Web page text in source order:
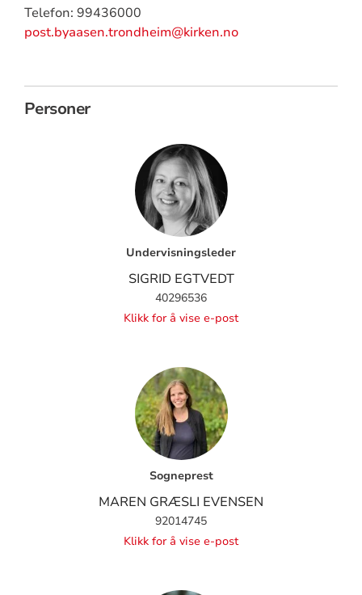
Telefon: 99436000
post.byaasen.trondheim@kirken.no
Personer
Undervisningsleder
SIGRID EGTVEDT
40296536
Klikk for å vise e-post
Sogneprest
MAREN GRÆSLI EVENSEN
92014745
Klikk for å vise e-post